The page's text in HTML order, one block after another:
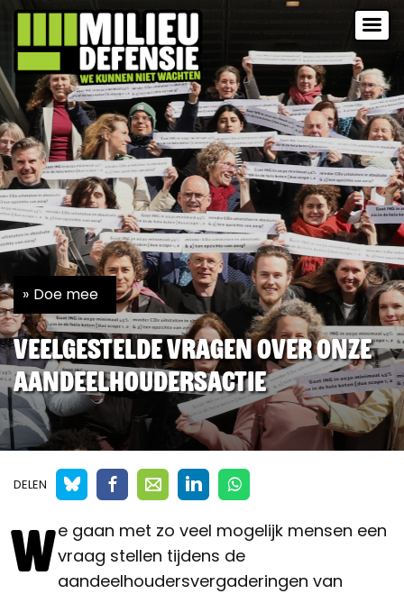
Doe mee
Veelgestelde vragen over onze
aandeelhoudersactie
DELEN
We gaan met zo veel mogelijk mensen een
vraag stellen tijdens de
aandeelhoudersvergaderingen van